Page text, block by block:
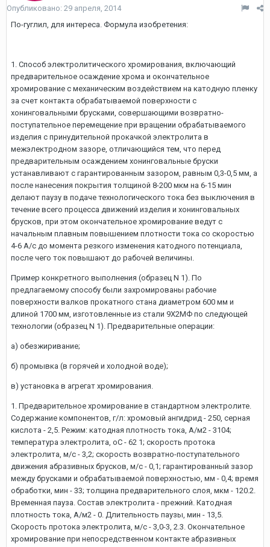
Опубликовано: 29 апреля, 2014
По-гуглил, для интереса. Формула изобретения:
1. Способ электролитического хромирования, включающий
предварительное осаждение хрома и окончательное
хромирование с механическим воздействием на катодную пленку
за счет контакта обрабатываемой поверхности с
хонинговальными брусками, совершающими возвратно-
поступательное перемещение при вращении обрабатываемого
изделия с принудительной прокачкой электролита в
межэлектродном зазоре, отличающийся тем, что перед
предварительным осаждением хонинговальные бруски
устанавливают с гарантированным зазором, равным 0,3-0,5 мм, а
после нанесения покрытия толщиной 8-200 мкм на 6-15 мин
делают паузу в подаче технологического тока без выключения в
течение всего процесса движений изделия и хонинговальных
брусков, при этом окончательное хромирование ведут с
начальным плавным повышением плотности тока со скоростью
4-6 А/с до момента резкого изменения катодного потенциала,
после чего ток повышают до рабочей величины.
Пример конкретного выполнения (образец N 1). По
предлагаемому способу были захромированы рабочие
поверхности валков прокатного стана диаметром 600 мм и
длиной 1700 мм, изготовленные из стали 9Х2МФ по следующей
технологии (образец N 1). Предварительные операции:
а) обезжиривание;
б) промывка (в горячей и холодной воде);
в) установка в агрегат хромирования.
1. Предварительное хромирование в стандартном электролите.
Содержание компонентов, г/л: хромовый ангидрид - 250, серная
кислота - 2,5. Режим: катодная плотность тока, А/м2 - 3104;
температура электролита, oC - 62 1; скорость протока
электролита, м/с - 3,2; скорость возвратно-поступательного
движения абразивных брусков, м/с - 0,1; гарантированный зазор
между брусками и обрабатываемой поверхностью, мм - 0,4; время
обработки, мин - 33; толщина предварительного слоя, мкм - 120.2.
Временная пауза. Состав электролита - прежний. Катодная
плотность тока, А/м2 - 0. Длительность паузы, мин - 13,5.
Скорость протока электролита, м/с - 3,0-3, 2.3. Окончательное
хромирование при непосредственном контакте абразивных